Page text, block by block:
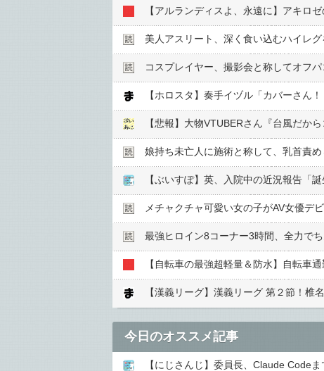
美人アスリート、深く食い込むハイレ
コスプレイヤー、撮影会と称してオフ
【悲報】大物VTUBERさん『台風だか
娘持ち未亡人に施術と称して、乳首責
【ぶいすぽ】英、入院中の近況報告「
メチャクチャ可愛い女の子がAV女優デ
最強ヒロイン8コーナー3時間、全力で
【自転車の最強超軽量＆防水】自転車
【漢義リーグ】漢義リーグ 第２節！椎
今日のオススメ記事
【にじさんじ】委員長、Claude Code